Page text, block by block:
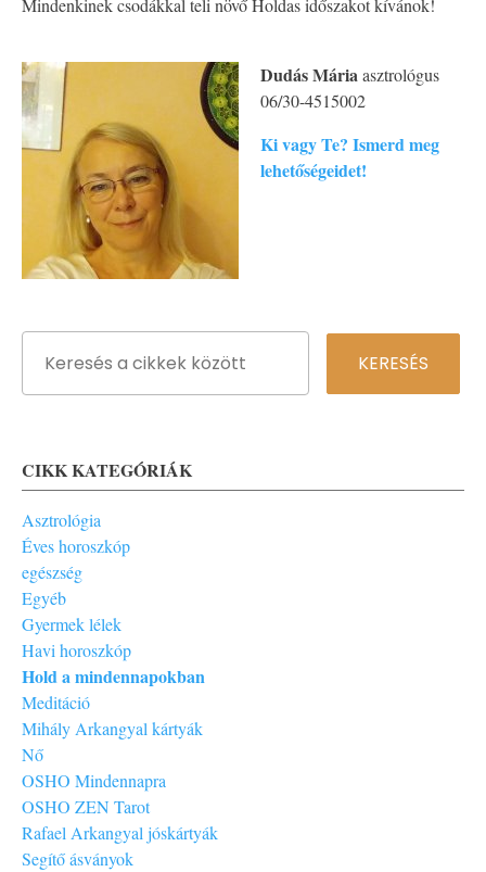
Mindenkinek csodákkal teli növő Holdas időszakot kívánok!
Dudás Máriaasztrológus
06/30-4515002
Ki vagy Te? Ismerd meg
lehetőségeidet!
CIKK KATEGÓRIÁK
Asztrológia
Éves horoszkóp
egészség
Egyéb
Gyermek lélek
Havi horoszkóp
Hold a mindennapokban
Meditáció
Mihály Arkangyal kártyák
Nő
OSHO Mindennapra
OSHO ZEN Tarot
Rafael Arkangyal jóskártyák
Segítő ásványok